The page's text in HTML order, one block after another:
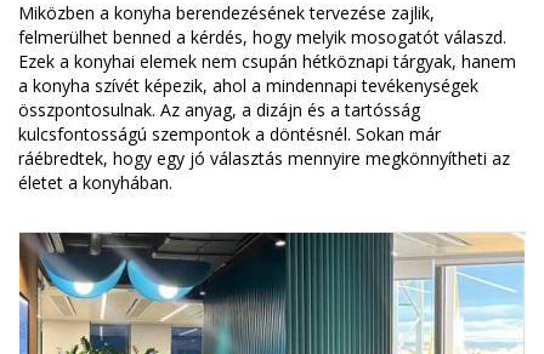
Miközben a konyha berendezésének tervezése zajlik,
felmerülhet benned a kérdés, hogy melyik mosogatót válaszd.
Ezek a konyhai elemek nem csupán hétköznapi tárgyak, hanem
a konyha szívét képezik, ahol a mindennapi tevékenységek
összpontosulnak. Az anyag, a dizájn és a tartósság
kulcsfontosságú szempontok a döntésnél. Sokan már
ráébredtek, hogy egy jó választás mennyire megkönnyítheti az
életet a konyhában.